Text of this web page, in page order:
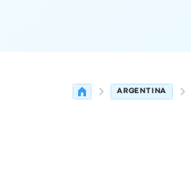
ARGENTINA